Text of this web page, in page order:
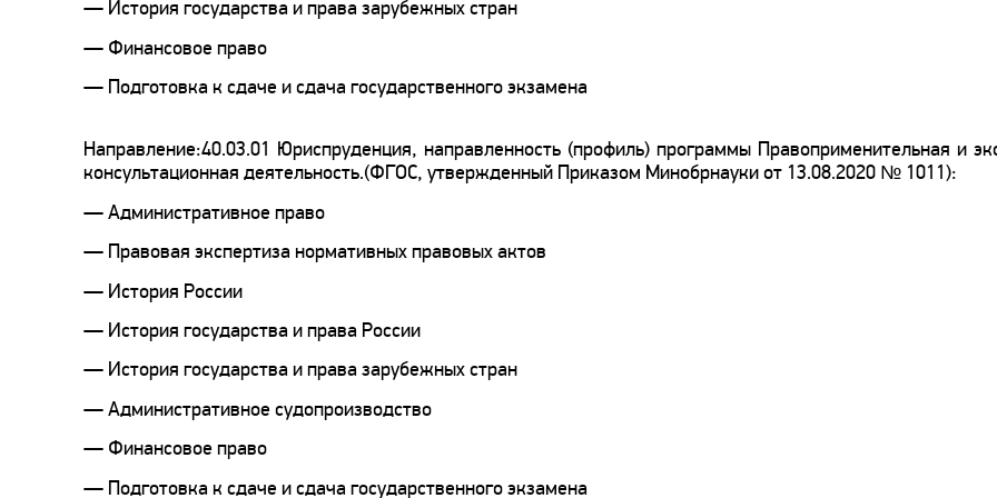
— История государства и права зарубежных стран
— Финансовое право
— Подготовка к сдаче и сдача государственного экзамена
Направление:40.03.01 Юриспруденция, направленность (профиль) программы Правоприменительная и
консультационная деятельность.(ФГОС, утвержденный Приказом Минобрнауки от 13.08.2020 № 1011):
— Административное право
— Правовая экспертиза нормативных правовых актов
— История России
— История государства и права России
— История государства и права зарубежных стран
— Административное судопроизводство
— Финансовое право
— Подготовка к сдаче и сдача государственного экзамена